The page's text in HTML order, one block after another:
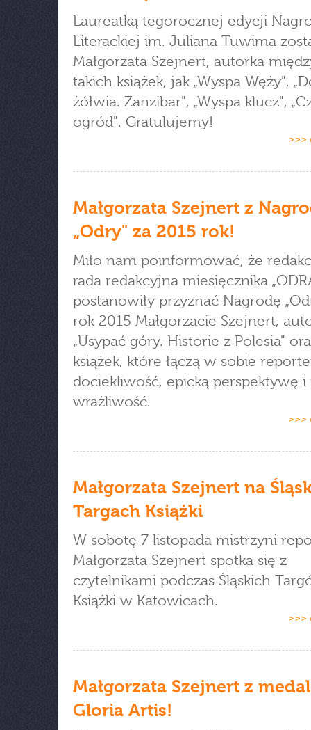
Laureatką tegorocznej edycji
Literackiej im. Juliana Tuwima
Małgorzata Szejnert, autorka
takich książek, jak „Wyspa Węży",
żółwia. Zanzibar", „Wyspa klucz",
ogród". Gratulujemy!
>>>
Małgorzata Szejnert z
„Odry" za 2015 rok!
Miło nam poinformować, że
rada redakcyjna miesięcznika
postanowiły przyznać Nagrodę
rok 2015 Małgorzacie Szejnert,
„Usypać góry. Historie z Polesia"
książek, które łączą w sobie
dociekliwość, epicką perspektywę i
wrażliwość.
>>>
Małgorzata Szejnert na
Targach Książki
W sobotę 7 listopada mistrzyni
Małgorzata Szejnert spotka się z
czytelnikami podczas Śląskich
Książki w Katowicach.
>>>
Małgorzata Szejnert z
Gloria Artis!